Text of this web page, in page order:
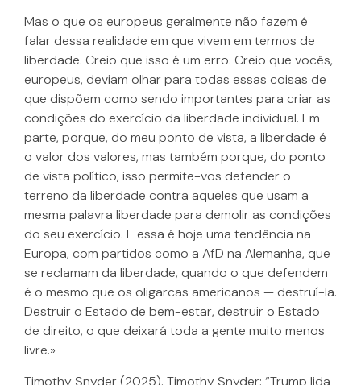
Mas o que os europeus geralmente não fazem é
falar dessa realidade em que vivem em termos de
liberdade. Creio que isso é um erro. Creio que vocês,
europeus, deviam olhar para todas essas coisas de
que dispõem como sendo importantes para criar as
condições do exercício da liberdade individual. Em
parte, porque, do meu ponto de vista, a liberdade é
o valor dos valores, mas também porque, do ponto
de vista político, isso permite-vos defender o
terreno da liberdade contra aqueles que usam a
mesma palavra liberdade para demolir as condições
do seu exercício. E essa é hoje uma tendência na
Europa, com partidos como a AfD na Alemanha, que
se reclamam da liberdade, quando o que defendem
é o mesmo que os oligarcas americanos — destruí-la.
Destruir o Estado de bem-estar, destruir o Estado
de direito, o que deixará toda a gente muito menos
livre.»
Timothy Snyder (2025). Timothy Snyder: “Trump lida